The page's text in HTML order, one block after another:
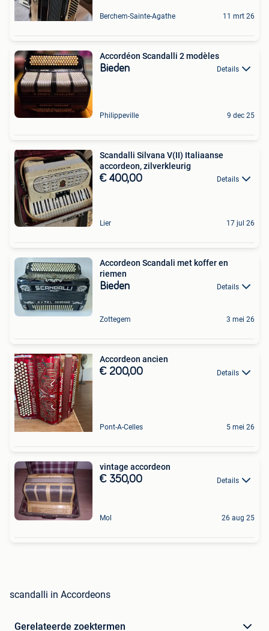
Berchem-Sainte-Agathe 11 mrt 26
Accordéon Scandalli 2 modèles
Bieden Details
Philippeville 9 dec 25
Scandalli Silvana V(II) Italiaanse
accordeon, zilverkleurig
€ 400,00 Details
Lier 17 jul 26
Accordeon Scandali met koffer en
riemen
Bieden Details
Zottegem 3 mei 26
Accordeon ancien
€ 200,00 Details
Pont-A-Celles 5 mei 26
vintage accordeon
€ 350,00 Details
Mol 26 aug 25
scandalli in Accordeons
Gerelateerde zoektermen